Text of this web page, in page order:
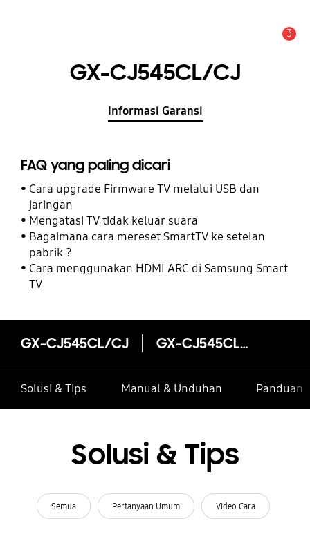
3
GX-CJ545CL/CJ
Informasi Garansi
FAQ yang paling dicari
Cara upgrade Firmware TV melalui USB dan
jaringan
Mengatasi TV tidak keluar suara
Bagaimana cara mereset SmartTV ke setelan
pabrik ?
Cara menggunakan HDMI ARC di Samsung Smart
TV
GX-CJ545CL/CJ GX-CJ545CL/CJ
Solusi & Tips Manual & Unduhan Panduan
Solusi & Tips
Semua Pertanyaan Umum Video Cara